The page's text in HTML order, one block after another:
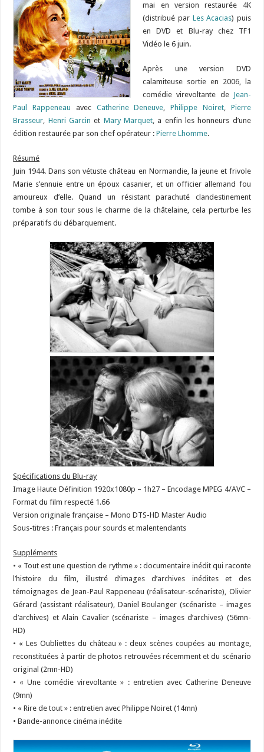
mai en version restaurée 4K
(distribué par Les Acacias) puis
en DVD et Blu-ray chez TF1
Vidéo le 6 juin.
Après une version DVD
calamiteuse sortie en 2006, la
comédie virevoltante de Jean-
Paul Rappeneau avec Catherine Deneuve,Philippe Noiret, Pierre
Brasseur, Henri Garcin et Mary Marquet, a enfin les honneurs d’une
édition restaurée par son chef opérateur :Pierre Lhomme.
Résumé
Juin 1944. Dans son vétuste château en Normandie, la jeune et frivole
Marie s’ennuie entre un époux casanier, et un officier allemand fou
amoureux d’elle. Quand un résistant parachuté clandestinement
tombe à son tour sous le charme de la châtelaine, cela perturbe les
préparatifs du débarquement.
Spécifications du Blu-ray
Image Haute Définition 1920x1080p – 1h27 – Encodage MPEG 4/AVC –
Format du film respecté 1.66
Version originale française – Mono DTS-HD Master Audio
Sous-titres : Français pour sourds et malentendants
Suppléments
• « Tout est une question de rythme » : documentaire inédit qui raconte
l’histoire du film, illustré d’images d’archives inédites et des
témoignages de Jean-Paul Rappeneau (réalisateur-scénariste), Olivier
Gérard (assistant réalisateur), Daniel Boulanger (scénariste – images
d’archives) et Alain Cavalier (scénariste – images d’archives) (56mn-
HD)
• « Les Oubliettes du château » : deux scènes coupées au montage,
reconstituées à partir de photos retrouvées récemment et du scénario
original (2mn-HD)
• « Une comédie virevoltante » : entretien avec Catherine Deneuve
(9mn)
• « Rire de tout » : entretien avec Philippe Noiret (14mn)
• Bande-annonce cinéma inédite